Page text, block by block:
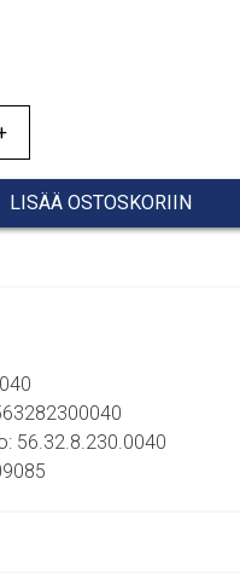
LISÄÄ OSTOSKORIIN
56.32.8.230.0040